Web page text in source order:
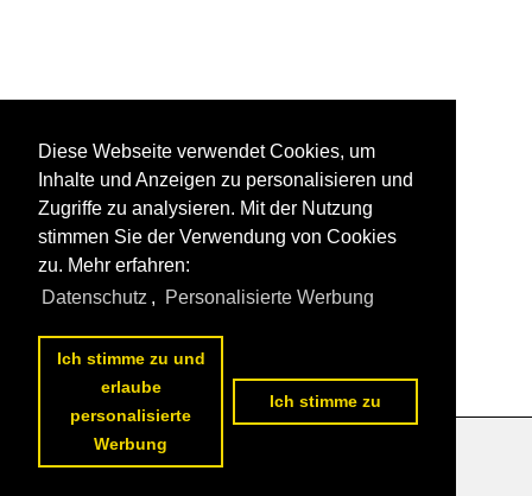
Datenschutzerklärung
Diese Webseite verwendet Cookies, um
Inhalte und Anzeigen zu personalisieren und
Zugriffe zu analysieren. Mit der Nutzung
stimmen Sie der Verwendung von Cookies
zu. Mehr erfahren:
Datenschutz , Personalisierte Werbung
Ich stimme zu und
erlaube
personalisierte
Werbung
Ich stimme zu